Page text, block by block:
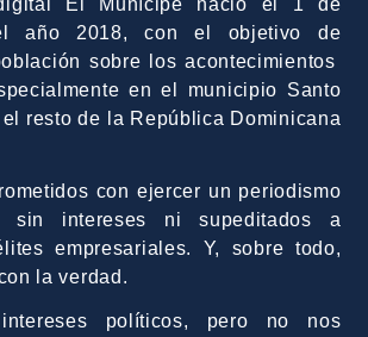
El Munícipe nació el 1 de
año 2018, con el objetivo de
sobre los acontecimientos
en el municipio Santo
resto de la República Dominicana
con ejercer un periodismo
sin intereses ni supeditados a
empresariales. Y, sobre todo,
la verdad.
políticos, pero no nos